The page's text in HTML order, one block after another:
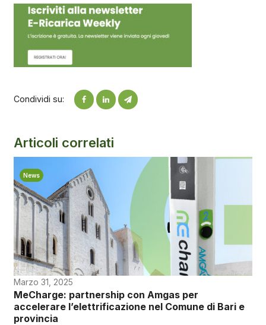
Condividi su:
Articoli correlati
News
Marzo 31, 2025
MeCharge: partnership con Amgas per
accelerare l’elettrificazione nel Comune di Bari e
provincia